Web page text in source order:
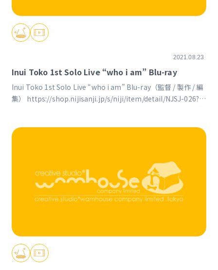
2021.08.23
Inui Toko 1st Solo Live “who i am” Blu-ray
Inui Toko 1st Solo Live “who i am” Blu-ray（監督 / 製作 / 編
集） https://shop.nijisanji.jp/s/niji/item/detail/NJSJ-026?